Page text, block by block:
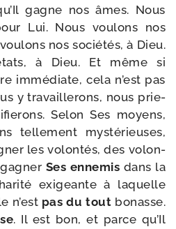
gagne nos âmes. Nous
Lui. Nous vou­lons nos
nos socié­tés, à Dieu.
à Dieu. Et même si
immé­diate, cela n’est pas
y tra­vaille­rons, nous prie­
Selon Ses moyens,
tel­le­ment mys­té­rieuses,
les volon­tés, des volon­
Ses enne­mis dans la
exi­geante à laquelle
n’est pas du tout bonasse.
. Il est bon, et parce qu’Il